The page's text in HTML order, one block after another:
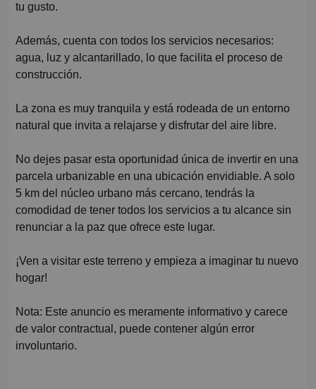
tu gusto.
Además, cuenta con todos los servicios necesarios:
agua, luz y alcantarillado, lo que facilita el proceso de
construcción.
La zona es muy tranquila y está rodeada de un entorno
natural que invita a relajarse y disfrutar del aire libre.
No dejes pasar esta oportunidad única de invertir en una
parcela urbanizable en una ubicación envidiable. A solo
5 km del núcleo urbano más cercano, tendrás la
comodidad de tener todos los servicios a tu alcance sin
renunciar a la paz que ofrece este lugar.
¡Ven a visitar este terreno y empieza a imaginar tu nuevo
hogar!
Nota: Este anuncio es meramente informativo y carece
de valor contractual, puede contener algún error
involuntario.